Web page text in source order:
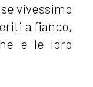
vivessimo
a fianco,
e le loro